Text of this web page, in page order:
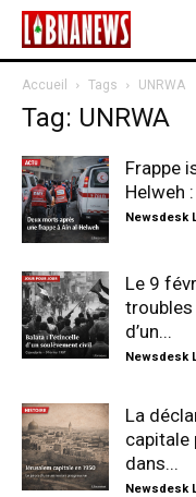
Accueil Tags UNRWA
Tag: UNRWA
Frappe
Helweh
Newsdesk
Le 9
troubles
d’un...
Newsdesk
La
capitale
dans...
Newsdesk